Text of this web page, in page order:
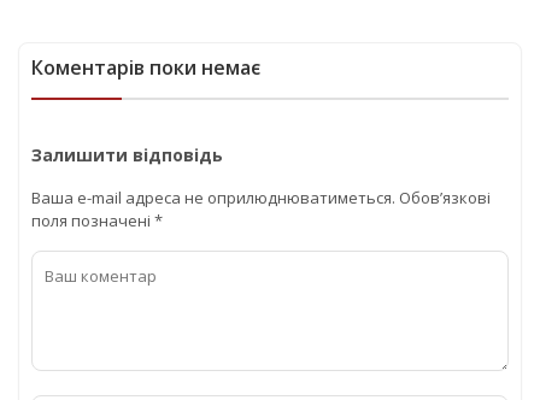
Коментарів поки немає
Залишити відповідь
Ваша e-mail адреса не оприлюднюватиметься. Обов’язкові
поля позначені *